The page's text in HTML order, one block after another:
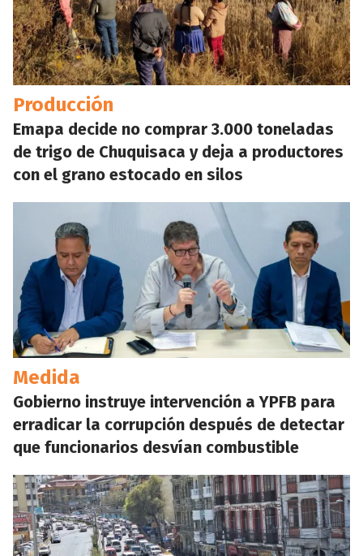
Producción
Emapa decide no comprar 3.000 toneladas
de trigo de Chuquisaca y deja a productores
con el grano estocado en silos
Medida
Gobierno instruye intervención a YPFB para
erradicar la corrupción después de detectar
que funcionarios desvían combustible